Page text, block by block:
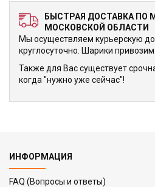
БЫСТРАЯ ДОСТАВКА ПО
МОСКОВСКОЙ ОБЛАСТИ
Мы осуществляем курьерскую
круглосуточно. Шарики
Также для Вас существует
когда "нужно уже сейчас"!
ИНФОРМАЦИЯ
FAQ (Вопросы и ответы)